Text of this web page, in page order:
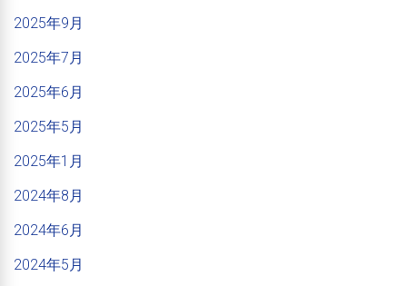
2025年9月
2025年7月
2025年6月
2025年5月
2025年1月
2024年8月
2024年6月
2024年5月